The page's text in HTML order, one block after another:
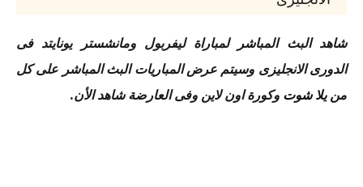
شاهد البث المباشر لمباراة ليفربول ومانشستر يونايتد فى
الدورى الانجليزى وسيتم عرض المباريات البث المباشر على كل
من يلا شوت وكورة اون لاين وفى العارضة شاهد الأن.